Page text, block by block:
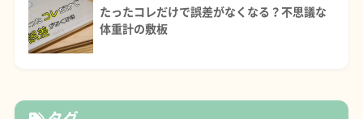
たったコレだけで誤差がなくなる？不思議な
体重計の敷板